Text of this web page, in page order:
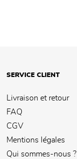
SERVICE CLIENT
Livraison et retour
FAQ
CGV
Mentions légales
Qui sommes-nous ?